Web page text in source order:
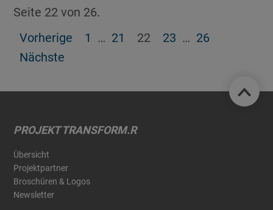
Seite 22 von 26.
Vorherige
1 … 21 22 23 … 26
Nächste
PROJEKT TRANSFORM.R
Übersicht
Projektpartner
Broschüren & Logos
Newsletter